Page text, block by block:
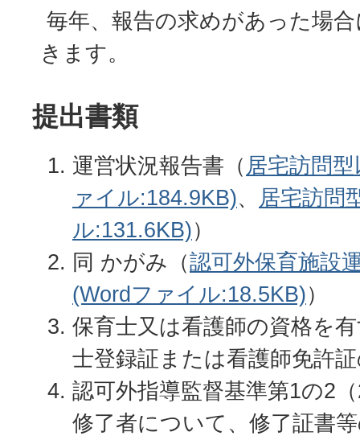
毎年、報告の求めがあった場
きます。
提出書類
運営状況報告書（ 居宅訪問
ァイル:184.9KB)、
居宅訪問
ル:131.6KB)）
同 かがみ（認可外保育施設
(Wordファイル:18.5KB)）
保育士又は看護師の資格を
士登録証または看護師免許
認可外指導監督基準第1の2
修了者について、修了証書